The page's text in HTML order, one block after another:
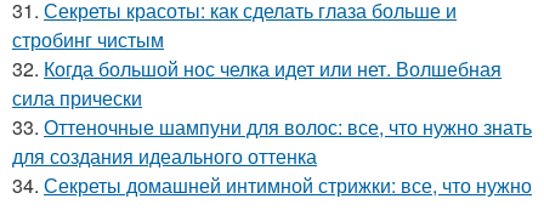
31. Секреты красоты: как сделать глаза больше и
стробинг чистым
32. Когда большой нос челка идет или нет. Волшебная
сила прически
33. Оттеночные шампуни для волос: все, что нужно знать
для создания идеального оттенка
34. Секреты домашней интимной стрижки: все, что нужно